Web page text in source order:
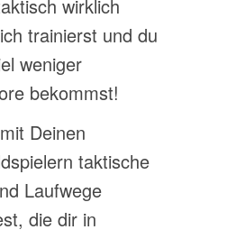
wirklich
trainierst und du
weniger
bekommst!
Deinen
taktische
Laufwege
die dir in